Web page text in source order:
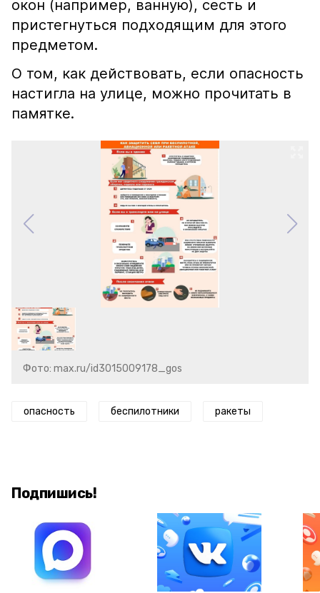
окон (например, ванную), сесть и
пристегнуться подходящим для этого
предметом.
О том, как действовать, если опасность
настигла на улице, можно прочитать в
памятке.
Фото: max.ru/id3015009178_gos
опасность беспилотники ракеты
Подпишись!